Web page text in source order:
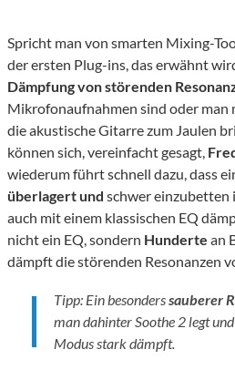
Spricht man von smarten Mixing-
der ersten Plug-ins, das erwähnt
Dämpfung von störenden
Mikrofonaufnahmen sind oder
die akustische Gitarre zum Jaulen
können sich, vereinfacht gesagt,
wiederum führt schnell dazu, dass
überlagert und schwer einzubetten
auch mit einem klassischen EQ
nicht ein EQ, sondern Hunderte an
dämpft die störenden Resonanzen
Tipp: Ein besonderssauberer
man dahinter Soothe 2 legt
Modus stark dämpft.